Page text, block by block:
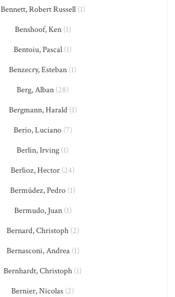
Bennett, Robert Russell(1)
Benshoof, Ken(1)
Bentoiu, Pascal (1)
Benzecry, Esteban (1)
Berg, Alban (28)
Bergmann, Harald(1)
Berio, Luciano(7)
Berlin, Irving (1)
Berlioz, Hector (24)
Bermúdez, Pedro (1)
Bermudo, Juan(1)
Bernard, Christoph(2)
Bernasconi, Andrea(1)
Bernhardt, Christoph (1)
Bernier, Nicolas (2)